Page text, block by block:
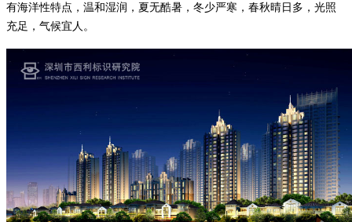
有海洋性特点，温和湿润，夏无酷暑，冬少严寒，春秋晴日多，光照
充足，气候宜人。